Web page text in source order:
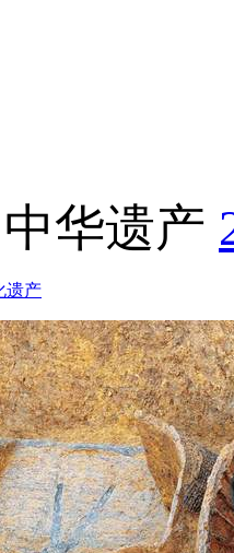
华遗产
遗产